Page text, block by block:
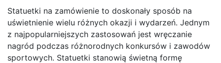
Statuetki na zamówienie to doskonały sposób na
uświetnienie wielu różnych okazji i wydarzeń. Jednym
z najpopularniejszych zastosowań jest wręczanie
nagród podczas różnorodnych konkursów i zawodów
sportowych. Statuetki stanowią świetną formę